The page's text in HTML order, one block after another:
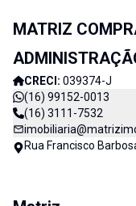
MATRIZ
CRECI: 039374-J
(16) 99152-0013
(16) 3111-7532
Rua Francisco